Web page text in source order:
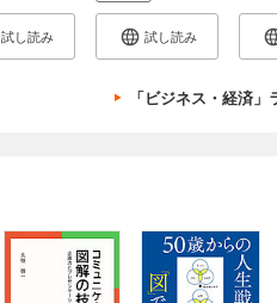
試し読み 試し読み
「ビジネス・経済